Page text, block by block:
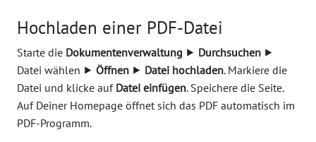
Hochladen einer PDF-Datei
Starte die Dokumentenverwaltung ⯈ Durchsuchen ⯈
Datei wählen ⯈ Öffnen ⯈ Datei hochladen. Markiere die
Datei und klicke auf Datei einfügen. Speichere die Seite.
Auf Deiner Homepage öffnet sich das PDF automatisch im
PDF-Programm.